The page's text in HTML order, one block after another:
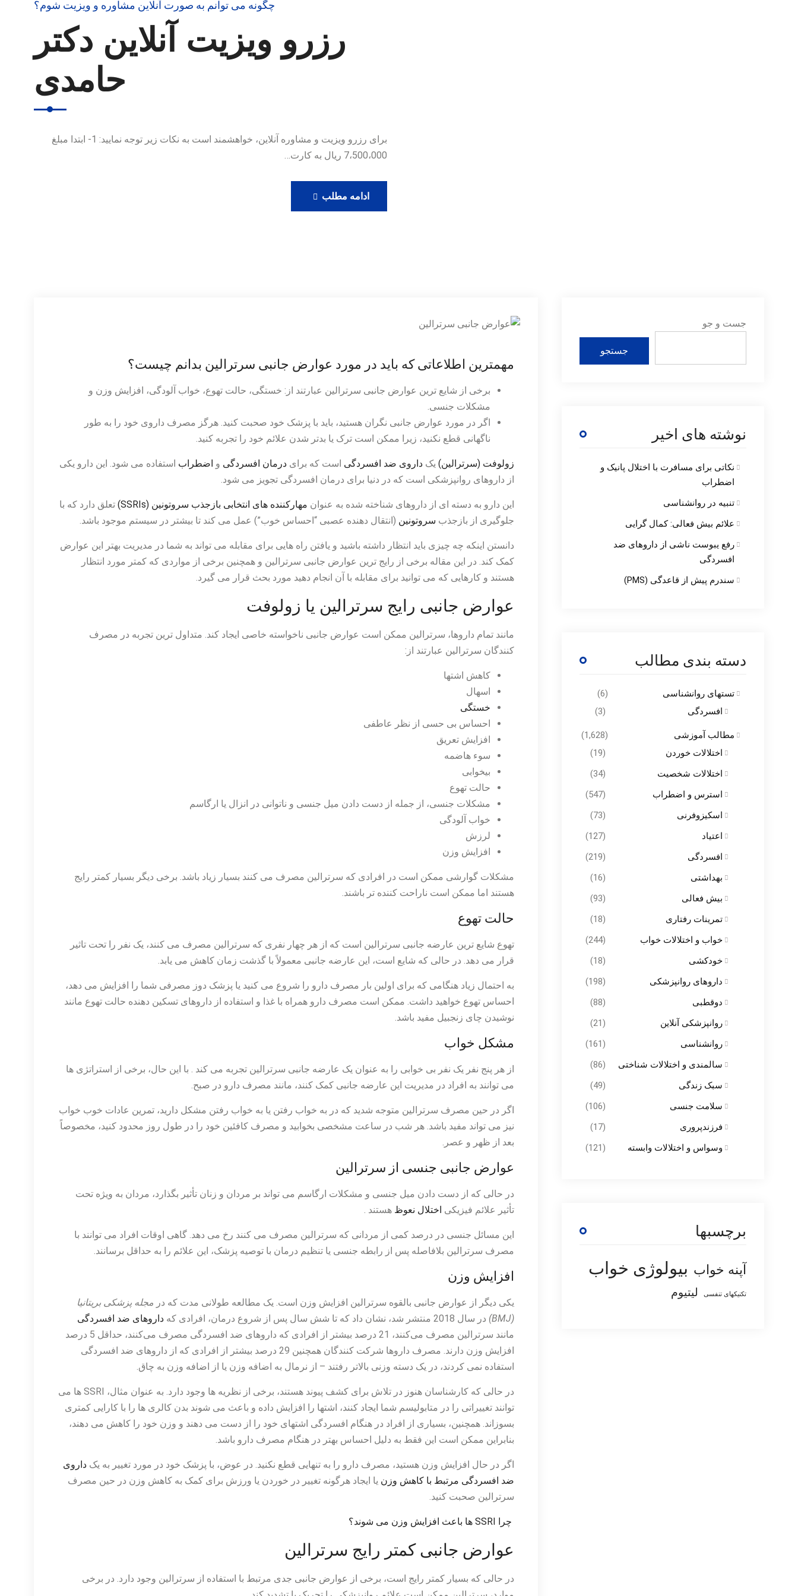
چگونه می توانم به صورت آنلاین مشاوره و ویزیت شوم؟
رزرو ویزیت آنلاین دکتر
حامدی
برای رزرو ویزیت و مشاوره آنلاین، خواهشمند است به نکات زیر توجه نمایید: 1- ابتدا مبلغ
7،500،000 ریال به کارت…
ادامه مطلب رزرو
ویزیت
مهمترین اطلاعاتی که باید در مورد عوارض جانبی سرترالین بدانم چیست؟
برخی از شایع ترین عوارض جانبی سرترالین عبارتند از: خستگی، حالت تهوع، خواب آلودگی، افزایش وزن و
مشکلات جنسی.
اگر در مورد عوارض جانبی نگران هستید، باید با پزشک خود صحبت کنید. هرگز مصرف داروی خود را به طور
ناگهانی قطع نکنید، زیرا ممکن است ترک یا بدتر شدن علائم خود را تجربه کنید.
زولوفت (سرترالین) یک داروی ضد افسردگی است که برای درمان افسردگی و اضطراب استفاده می شود. این دارو یکی
از داروهای روانپزشکی است که در دنیا برای درمان افسردگی تجویز می شود.
این دارو به دسته ای از داروهای شناخته شده به عنوان مهارکننده های انتخابی بازجذب سروتونین (SSRIs)
تعلق دارد که با
جلوگیری از بازجذب سروتونین (انتقال دهنده عصبی “احساس خوب”) عمل می کند تا بیشتر در سیستم موجود باشد.
دانستن اینکه چه چیزی باید انتظار داشته باشید و یافتن راه هایی برای مقابله می تواند به شما در مدیریت بهتر این عوارض
کمک کند. در این مقاله برخی از رایج ترین عوارض جانبی سرترالین و همچنین برخی از مواردی که کمتر مورد انتظار
هستند و کارهایی که می توانید برای مقابله با آن انجام دهید مورد بحث قرار می گیرد.
عوارض جانبی رایج سرترالین یا زولوفت
مانند تمام داروها، سرترالین ممکن است عوارض جانبی ناخواسته خاصی ایجاد کند. متداول ترین تجربه در مصرف
کنندگان سرترالین عبارتند از:
کاهش اشتها
اسهال
خستگی
احساس بی حسی از نظر عاطفی
افزایش تعریق
سوء هاضمه
بیخوابی
حالت تهوع
مشکلات جنسی، از جمله از دست دادن میل جنسی و ناتوانی در انزال یا ارگاسم
خواب آلودگی
لرزش
افزایش وزن
مشکلات گوارشی ممکن است در افرادی که سرترالین مصرف می کنند بسیار زیاد باشد. برخی دیگر بسیار کمتر رایج
هستند اما ممکن است ناراحت کننده تر باشند.
حالت تهوع
تهوع شایع ترین عارضه جانبی سرترالین است که از هر چهار نفری که سرترالین مصرف می کنند، یک نفر را تحت تاثیر
قرار می دهد. در حالی که شایع است، این عارضه جانبی معمولاً با گذشت زمان کاهش می یابد.
به احتمال زیاد هنگامی که برای اولین بار مصرف دارو را شروع می کنید یا پزشک دوز مصرفی شما را افزایش می دهد،
احساس تهوع خواهید داشت. ممکن است مصرف دارو همراه با غذا و استفاده از داروهای تسکین دهنده حالت تهوع مانند
نوشیدن چای زنجبیل مفید باشد.
مشکل خواب
از هر پنج نفر یک نفر بی خوابی را به عنوان یک عارضه جانبی سرترالین تجربه می کند . با این حال، برخی از استراتژی ها
می توانند به افراد در مدیریت این عارضه جانبی کمک کنند، مانند مصرف دارو در صبح.
اگر در حین مصرف سرترالین متوجه شدید که در به خواب رفتن یا به خواب رفتن مشکل دارید، تمرین عادات خوب خواب
نیز می تواند مفید باشد. هر شب در ساعت مشخصی بخوابید و مصرف کافئین خود را در طول روز محدود کنید، مخصوصاً
بعد از ظهر و عصر.
عوارض جانبی جنسی از سرترالین
در حالی که از دست دادن میل جنسی و مشکلات ارگاسم می تواند بر مردان و زنان تأثیر بگذارد، مردان به ویژه تحت
تأثیر علائم فیزیکی اختلال نعوظ هستند .
این مسائل جنسی در درصد کمی از مردانی که سرترالین مصرف می کنند رخ می دهد. گاهی اوقات افراد می توانند با
مصرف سرترالین بلافاصله پس از رابطه جنسی یا تنظیم درمان با توصیه پزشک، این علائم را به حداقل برسانند.
افزایش وزن
یکی دیگر از عوارض جانبی بالقوه سرترالین افزایش وزن است. یک مطالعه طولانی مدت که در مجله پزشکی بریتانیا
(BMJ)
در سال 2018 منتشر شد، نشان داد که تا شش سال پس از شروع درمان، افرادی که
داروهای ضد افسردگی
مانند سرترالین مصرف می‌کنند، 21 درصد بیشتر از افرادی که داروهای ضد افسردگی مصرف می‌کنند، حداقل 5 درصد
افزایش وزن دارند. مصرف داروها شرکت کنندگان همچنین 29 درصد بیشتر از افرادی که از داروهای ضد افسردگی
استفاده نمی کردند، در یک دسته وزنی بالاتر رفتند – از نرمال به اضافه وزن یا از اضافه وزن به چاق.
در حالی که کارشناسان هنوز در تلاش برای کشف پیوند هستند، برخی از نظریه ها وجود دارد. به عنوان مثال، SSRI ها می
توانند تغییراتی را در متابولیسم شما ایجاد کنند، اشتها را افزایش داده و باعث می شوند بدن کالری ها را با کارایی کمتری
بسوزاند. همچنین، بسیاری از افراد در هنگام افسردگی اشتهای خود را از دست می دهند و وزن خود را کاهش می دهند،
بنابراین ممکن است این فقط به دلیل احساس بهتر در هنگام مصرف دارو باشد.
اگر در حال افزایش وزن هستید، مصرف دارو را به تنهایی قطع نکنید. در عوض، با پزشک خود در مورد تغییر به یک داروی
ضد افسردگی مرتبط با کاهش وزن یا ایجاد هرگونه تغییر در خوردن یا ورزش برای کمک به کاهش وزن در حین مصرف
سرترالین صحبت کنید.
چرا SSRI ها باعث افزایش وزن می شوند؟
عوارض جانبی کمتر رایج سرترالین
در حالی که بسیار کمتر رایج است، برخی از عوارض جانبی جدی مرتبط با استفاده از سرترالین وجود دارد. در برخی
جست و جو
جستجو
نوشته های اخیر
نکاتی برای مسافرت با اختلال پانیک و
اضطراب
تنبیه در روانشناسی
علائم بیش فعالی: کمال گرایی
رفع یبوست ناشی از داروهای ضد
افسردگی
سندرم پیش از قاعدگی (PMS)
دسته بندی مطالب
تستهای روانشناسی
(6)
افسردگی
(3)
مطالب آموزشی
(1,628)
اختلالات خوردن
(19)
اختلالات شخصیت
(34)
استرس و اضطراب
(547)
اسکیزوفرنی
(73)
اعتیاد
(127)
افسردگی
(219)
بهداشتی
(16)
بیش فعالی
(93)
تمرینات رفتاری
(18)
خواب و اختلالات خواب
(244)
خودکشی
(18)
داروهای روانپزشکی
(198)
دوقطبی
(88)
روانپزشکی آنلاین
(21)
روانشناسی
(161)
سالمندی و اختلالات شناختی
(86)
سبک زندگی
(49)
سلامت جنسی
(106)
فرزندپروری
(17)
وسواس و اختلالات وابسته
(121)
برچسبها
آپنه خواب بیولوژی خواب
تکنیکهای تنفسی لیتیوم